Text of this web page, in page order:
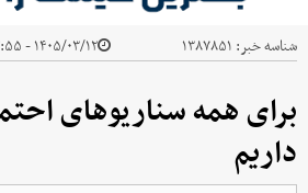
شناسه خبر: ۱۳۸۷۸۵۱ ۱۴۰۵/۰۳/۱۲ - ۱۲:۵۵
برای همه سناریوهای
داریم